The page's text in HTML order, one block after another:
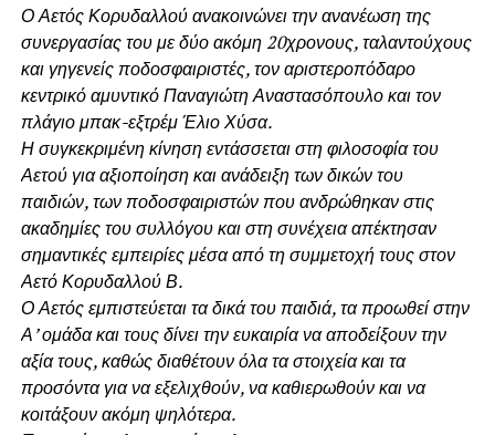
Ο Αετός Κορυδαλλού ανακοινώνει την ανανέωση της
συνεργασίας του με δύο ακόμη 20χρονους, ταλαντούχους
και γηγενείς ποδοσφαιριστές, τον αριστεροπόδαρο
κεντρικό αμυντικό Παναγιώτη Αναστασόπουλο και τον
πλάγιο μπακ-εξτρέμ Έλιο Χύσα.
Η συγκεκριμένη κίνηση εντάσσεται στη φιλοσοφία του
Αετού για αξιοποίηση και ανάδειξη των δικών του
παιδιών, των ποδοσφαιριστών που ανδρώθηκαν στις
ακαδημίες του συλλόγου και στη συνέχεια απέκτησαν
σημαντικές εμπειρίες μέσα από τη συμμετοχή τους στον
Αετό Κορυδαλλού Β.
Ο Αετός εμπιστεύεται τα δικά του παιδιά, τα προωθεί στην
Α’ ομάδα και τους δίνει την ευκαιρία να αποδείξουν την
αξία τους, καθώς διαθέτουν όλα τα στοιχεία και τα
προσόντα για να εξελιχθούν, να καθιερωθούν και να
κοιτάξουν ακόμη ψηλότερα.